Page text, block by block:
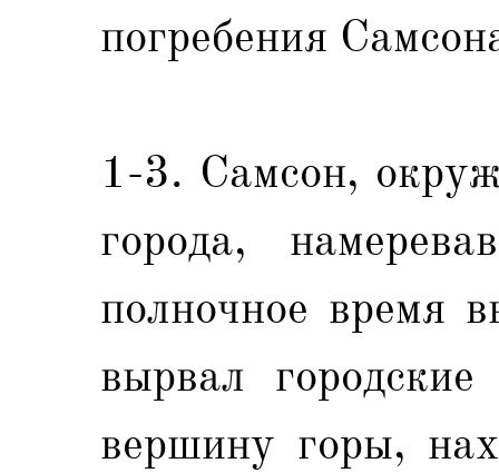
погребения
1-3. Самсон,
города,
полночное время
вырвал
вершину горы,